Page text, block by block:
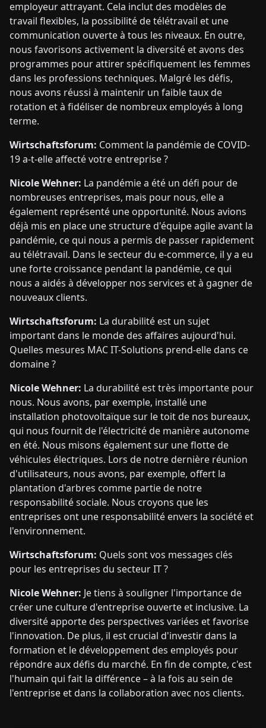
employeur attrayant. Cela inclut des modèles de
travail flexibles, la possibilité de télétravail et une
communication ouverte à tous les niveaux. En outre,
nous favorisons activement la diversité et avons des
programmes pour attirer spécifiquement les femmes
dans les professions techniques. Malgré les défis,
nous avons réussi à maintenir un faible taux de
rotation et à fidéliser de nombreux employés à long
terme.
Wirtschaftsforum: Comment la pandémie de COVID-
19 a-t-elle affecté votre entreprise ?
Nicole Wehner: La pandémie a été un défi pour de
nombreuses entreprises, mais pour nous, elle a
également représenté une opportunité. Nous avions
déjà mis en place une structure d'équipe agile avant la
pandémie, ce qui nous a permis de passer rapidement
au télétravail. Dans le secteur du e-commerce, il y a eu
une forte croissance pendant la pandémie, ce qui
nous a aidés à développer nos services et à gagner de
nouveaux clients.
Wirtschaftsforum: La durabilité est un sujet
important dans le monde des affaires aujourd'hui.
Quelles mesures MAC IT-Solutions prend-elle dans ce
domaine ?
Nicole Wehner: La durabilité est très importante pour
nous. Nous avons, par exemple, installé une
installation photovoltaïque sur le toit de nos bureaux,
qui nous fournit de l'électricité de manière autonome
en été. Nous misons également sur une flotte de
véhicules électriques. Lors de notre dernière réunion
d'utilisateurs, nous avons, par exemple, offert la
plantation d'arbres comme partie de notre
responsabilité sociale. Nous croyons que les
entreprises ont une responsabilité envers la société et
l'environnement.
Wirtschaftsforum: Quels sont vos messages clés
pour les entreprises du secteur IT ?
Nicole Wehner: Je tiens à souligner l'importance de
créer une culture d'entreprise ouverte et inclusive. La
diversité apporte des perspectives variées et favorise
l'innovation. De plus, il est crucial d'investir dans la
formation et le développement des employés pour
répondre aux défis du marché. En fin de compte, c'est
l'humain qui fait la différence – à la fois au sein de
l'entreprise et dans la collaboration avec nos clients.